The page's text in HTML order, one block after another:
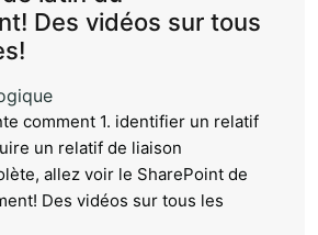
Des vidéos sur tous
comment 1. identifier un relatif
un relatif de liaison
allez voir le SharePoint de
Des vidéos sur tous les